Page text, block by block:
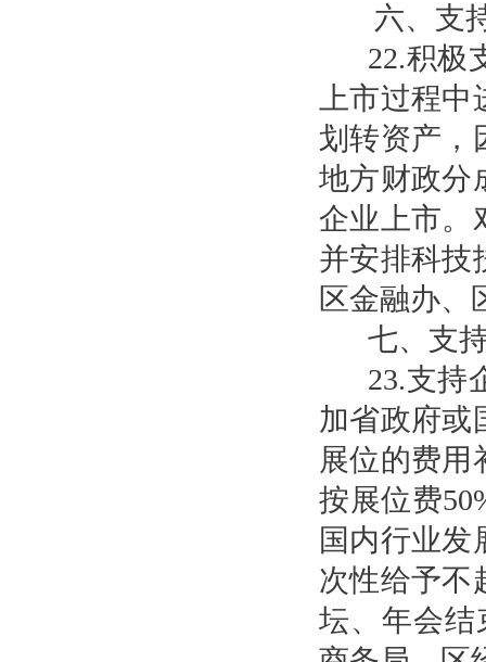
六、支
22.积极
上市过程
划转资产，
地方财政分
企业上市。
并安排科技
区金融办、
七、支
23.支持
加省政府或
展位的费用
按展位费
国内行业发
次性给予不
坛、年会结